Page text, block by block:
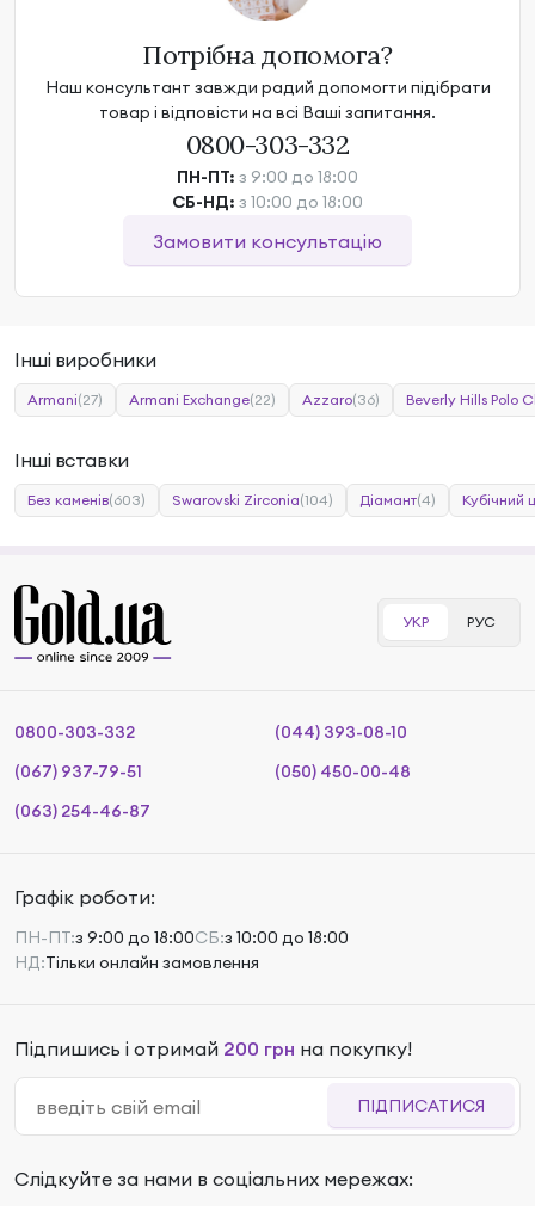
Потрібна допомога?
Наш консультант завжди радий допомогти підібрати
товар і відповісти на всі Ваші запитання.
0800-303-332
ПН-ПТ: з 9:00 до 18:00
СБ-НД: з 10:00 до 18:00
Замовити консультацію
Інші виробники
Armani(27) Armani Exchange(22) Azzaro(36) Beverly Hills Polo
Інші вставки
Без каменів(603) Swarovski Zirconia(104) Діамант(4) Кубічний
УКР РУС
0800-303-332
(044) 393-08-10
(067) 937-79-51
(050) 450-00-48
(063) 254-46-87
Графік роботи:
ПН-ПТ:з 9:00 до 18:00СБ:з 10:00 до 18:00
НД:Тільки онлайн замовлення
Підпишись і отримай 200 грн на покупку!
ПІДПИСАТИСЯ
Слідкуйте за нами в соціальних мережах: